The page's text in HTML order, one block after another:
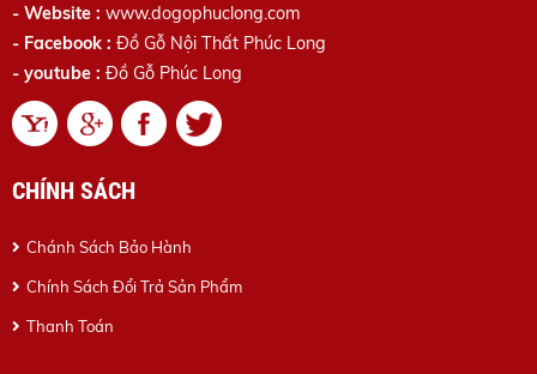
- Website : www.dogophuclong.com
- Facebook : Đồ Gỗ Nội Thất Phúc Long
- youtube : Đồ Gỗ Phúc Long
CHÍNH SÁCH
Chánh Sách Bảo Hành
Chính Sách Đổi Trả Sản Phẩm
Thanh Toán